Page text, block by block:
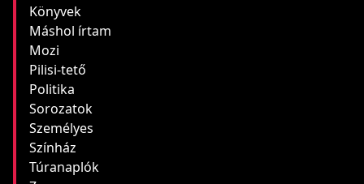
Könyvek
Máshol írtam
Mozi
Pilisi-tető
Politika
Sorozatok
Személyes
Színház
Túranaplók